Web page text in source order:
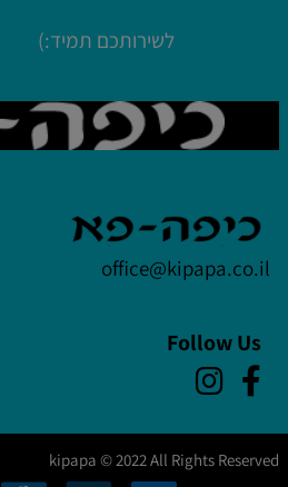
לשירותכם תמיד:)
office@kipapa.co.il
Follow Us
kipapa © 2022 All Rights Reserved